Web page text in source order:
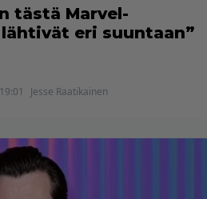
tästä Marvel-
eri suuntaan”
Jesse Raatikainen